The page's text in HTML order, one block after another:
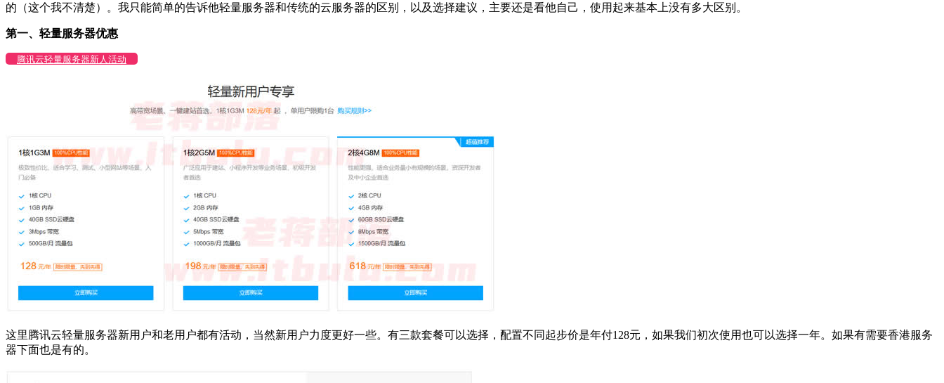
的（这个我不清楚）。我只能简单的告诉他轻量服务器和传统的云服务器的区别，以及选择建议，主要还是看他自己，使用起来基本上没有多大区别。
第一、轻量服务器优惠
腾讯云轻量服务器新人活动
这里腾讯云轻量服务器新用户和老用户都有活动，当然新用户力度更好一些。有三款套餐可以选择，配置不同起步价是年付128元，如果我们初次使用也可以选择一年。如果有需要香港服务
器下面也是有的。